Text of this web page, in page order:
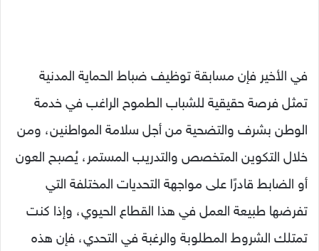
في الأخير فإن مسابقة توظيف ضباط الحماية المدنية
تمثل فرصة حقيقية للشباب الطموح الراغب في خدمة
الوطن بشرف والتضحية من أجل سلامة المواطنين، ومن
خلال التكوين المتخصص والتدريب المستمر، يُصبح العون
أو الضابط قادرًا على مواجهة التحديات المختلفة التي
تفرضها طبيعة العمل في هذا القطاع الحيوي، وإذا كنت
تمتلك الشروط المطلوبة والرغبة في التحدي، فإن هذه